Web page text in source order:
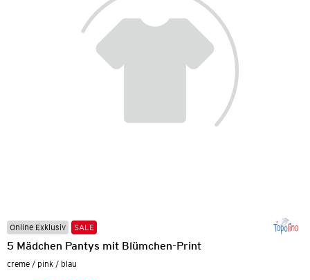
Online Exklusiv SALE
5 Mädchen Pantys mit Blümchen-Print
creme / pink / blau